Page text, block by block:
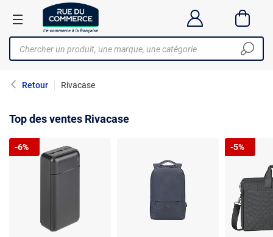
Retour Rivacase
Top des ventes Rivacase
-6% -5%